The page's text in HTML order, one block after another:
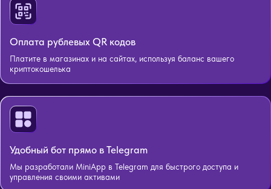
Оплата рублевых QR кодов
Платите в магазинах и на сайтах, используя баланс вашего
криптокошелька
Удобный бот прямо в Telegram
Мы разработали MiniApp в Telegram для быстрого доступа и
управления своими активами